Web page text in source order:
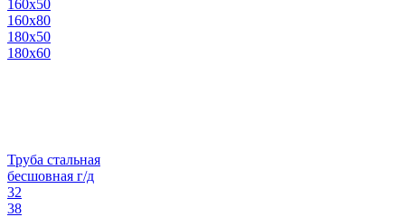
160х50
160х80
180х50
180х60
Труба стальная
бесшовная г/д
32
38